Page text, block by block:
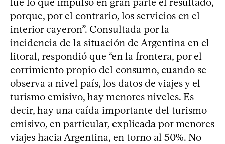
porque, por el contrario, los servicios en el
interior cayeron”. Consultada por la
incidencia de la situación de Argentina en el
litoral, respondió que “en la frontera, por el
corrimiento propio del consumo, cuando se
observa a nivel país, los datos de viajes y el
turismo emisivo, hay menores niveles. Es
decir, hay una caída importante del turismo
emisivo, en particular, explicada por menores
viajes hacia Argentina, en torno al 50%. No